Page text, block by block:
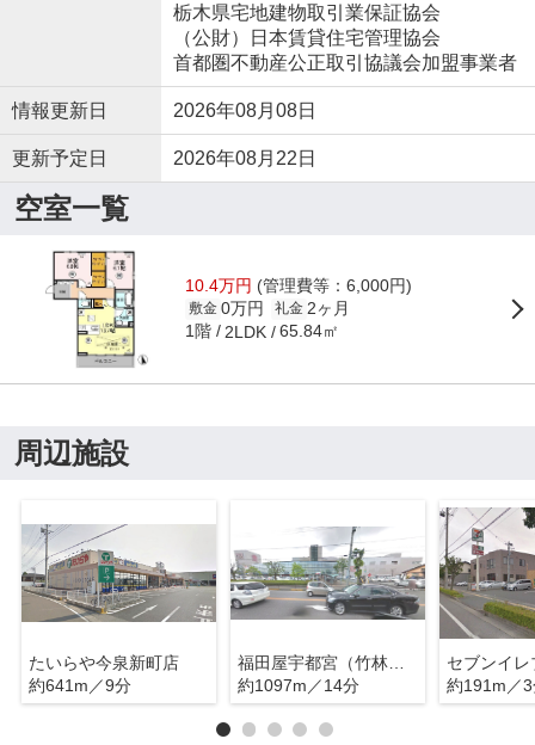
栃木県宅地建物取引業保証協会
（公財）日本賃貸住宅管理協会
首都圏不動産公正取引協議会加盟事業者
情報更新日 2026年08月08日
更新予定日 2026年08月22日
空室一覧
10.4万円 (管理費等：6,000円)
敷金 0万円 礼金 2ヶ月
1階 2LDK 65.84㎡
周辺施設
たいらや今泉新町店
約641m／9分
福田屋宇都宮（竹林）店
約1097m／14分
約191m／